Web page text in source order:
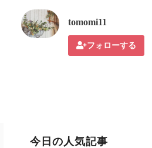
tomomi11
フォローする
今日の人気記事